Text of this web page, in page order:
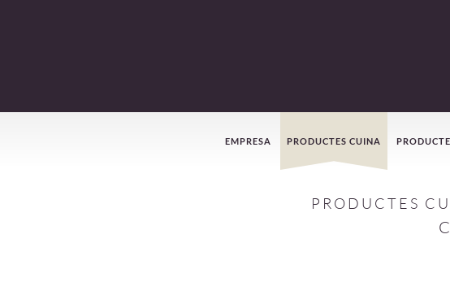
MenúEMPRESA PRODUCTES CUINA
PRODUCTES